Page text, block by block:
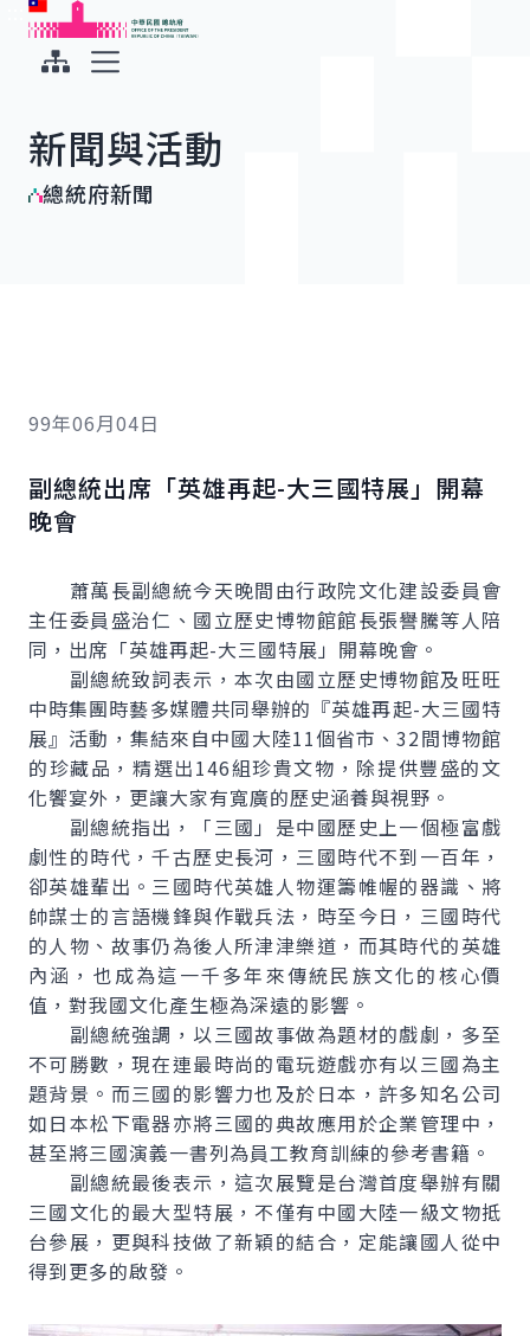
跳到主要內容
中華民國總統府
新聞與活動
總統府新聞
99年06月04日
副總統出席「英雄再起-大三國特展」開幕
晚會
蕭萬長副總統今天晚間由行政院文化建設委員會
主任委員盛治仁、國立歷史博物館館長張譽騰等人陪
同，出席「英雄再起-大三國特展」開幕晚會。
副總統致詞表示，本次由國立歷史博物館及旺旺
中時集團時藝多媒體共同舉辦的『英雄再起-大三國特
展』活動，集結來自中國大陸11個省市、32間博物館
的珍藏品，精選出146組珍貴文物，除提供豐盛的文
化饗宴外，更讓大家有寬廣的歷史涵養與視野。
副總統指出，「三國」是中國歷史上一個極富戲
劇性的時代，千古歷史長河，三國時代不到一百年，
卻英雄輩出。三國時代英雄人物運籌帷幄的器識、將
帥謀士的言語機鋒與作戰兵法，時至今日，三國時代
的人物、故事仍為後人所津津樂道，而其時代的英雄
內涵，也成為這一千多年來傳統民族文化的核心價
值，對我國文化產生極為深遠的影響。
副總統強調，以三國故事做為題材的戲劇，多至
不可勝數，現在連最時尚的電玩遊戲亦有以三國為主
題背景。而三國的影響力也及於日本，許多知名公司
如日本松下電器亦將三國的典故應用於企業管理中，
甚至將三國演義一書列為員工教育訓練的參考書籍。
副總統最後表示，這次展覽是台灣首度舉辦有關
三國文化的最大型特展，不僅有中國大陸一級文物抵
台參展，更與科技做了新穎的結合，定能讓國人從中
得到更多的啟發。